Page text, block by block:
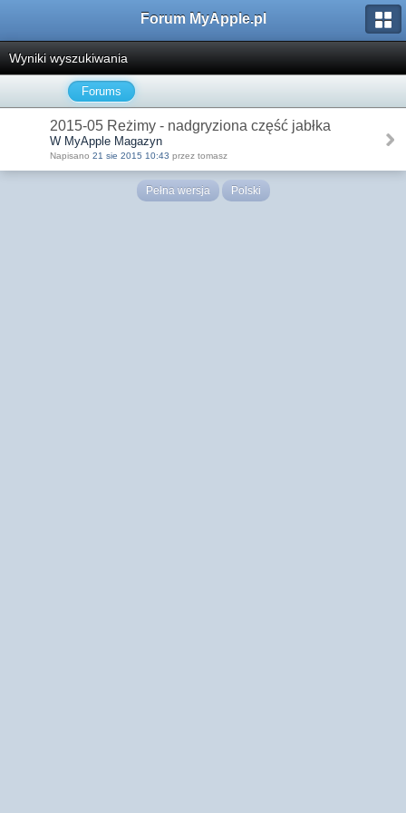
Forum MyApple.pl
Wyniki wyszukiwania
Forums
2015-05 Reżimy - nadgryziona część jabłka
W MyApple Magazyn
Napisano 21 sie 2015 10:43 przez tomasz
Pełna wersja Polski